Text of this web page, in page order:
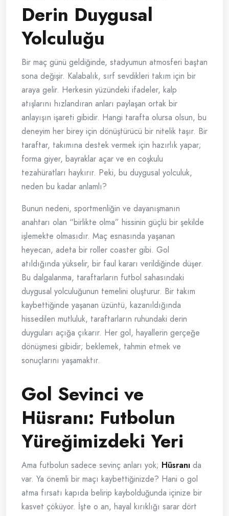
Derin Duygusal
Yolculuğu
Bir maç günü geldiğinde, stadyumun atmosferi baştan
sona değişir. Kalabalık, sırf sevdikleri takım için bir
araya gelir. Herkesin yüzündeki ifadeler, kalp
atışlarını hızlandıran anları paylaşan ortak bir
anlayışın işareti gibidir. Hangi tarafta olursa olsun, bu
deneyim her birey için dönüştürücü bir nitelik taşır. Bir
taraftar, takımına destek vermek için hazırlık yapar;
forma giyer, bayraklar açar ve en coşkulu
tezahüratları haykırır. Peki, bu duygusal yolculuk,
neden bu kadar anlamlı?
Bunun nedeni, sportmenliğin ve dayanışmanın
anahtarı olan “birlikte olma” hissinin güçlü bir şekilde
işlemekte olmasıdır. Maç esnasında yaşanan
heyecan, adeta bir roller coaster gibi. Gol
atıldığında yükselir, bir faul kararı verildiğinde düşer.
Bu dalgalanma, taraftarların futbol sahasındaki
duygusal yolculuğunun temelini oluşturur. Bir takım
kaybettiğinde yaşanan üzüntü, kazanıldığında
hissedilen mutluluk, taraftarların ruhundaki derin
duyguları açığa çıkarır. Her gol, hayallerin gerçeğe
dönüşmesi gibidir; beklemek, tahmin etmek ve
sonuçlarını yaşamaktır.
Gol Sevinci ve
Hüsranı: Futbolun
Yüreğimizdeki Yeri
Ama futbolun sadece sevinç anları yok; Hüsranı da
var. Ya önemli bir maçı kaybettiğinizde? Hani o gol
atma fırsatı kapıda belirip kaybolduğunda içinize bir
kasvet çöküyor. İşte o an, hayal kırıklığı sarar dört